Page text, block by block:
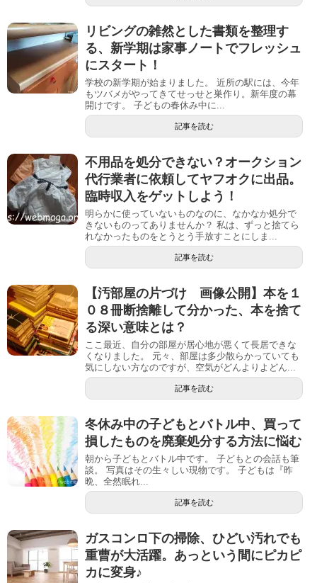
リビングの雑然とした書類を整理す
る、新学期は家事ノートでフレッシュ
にスタート！
学校の新学期が始まりました。 近所の駅には、今年
もツバメがやってきてせっせと巣作り。新年度の幕
開けです。 子どもの春休み中に...
記事を読む
不用品を処分できない？オークション
代行業者に依頼してヤフオクに出品。
臨時収入をゲットしよう！
明らかに使っていないものなのに、なかなか処分で
きないものってありませんか？ 私は、ずっと捨てら
れなかったものをとうとう手放すことにしま...
記事を読む
【汚部屋の片づけ 画像公開】本を１
０８冊断捨離して分かった、本を捨て
る深い意味とは？
ここ最近、自分の部屋が居心地が悪くて長居できな
くなりました。 元々、部屋は多少散らかっていても
気にしない方なのですが、空気がどんよりよどん...
記事を読む
冬休み中の子どもとバトル中、買って
損したものを廃棄処分する方法に悩む
朝から子どもとバトル中です。 子どもとの会話も筆
談。 写真はその生々しい現物です。 子どもは『昨
晩、全然眠れ...
記事を読む
ガスコンロ下の掃除、ひどい汚れでも
重曹が大活躍。あっという間にピカピ
カに変身♪